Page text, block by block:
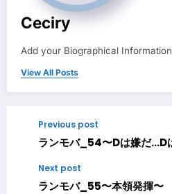
Ceciry
Add your Biographical
View All Posts
Previous post
ランモバ_54〜Dは嫌だ…D
Next post
ランモバ_55〜本領発揮〜